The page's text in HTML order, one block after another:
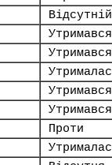
Відсутній
Утримався
Утримався
Утримався
Утримався
Проти